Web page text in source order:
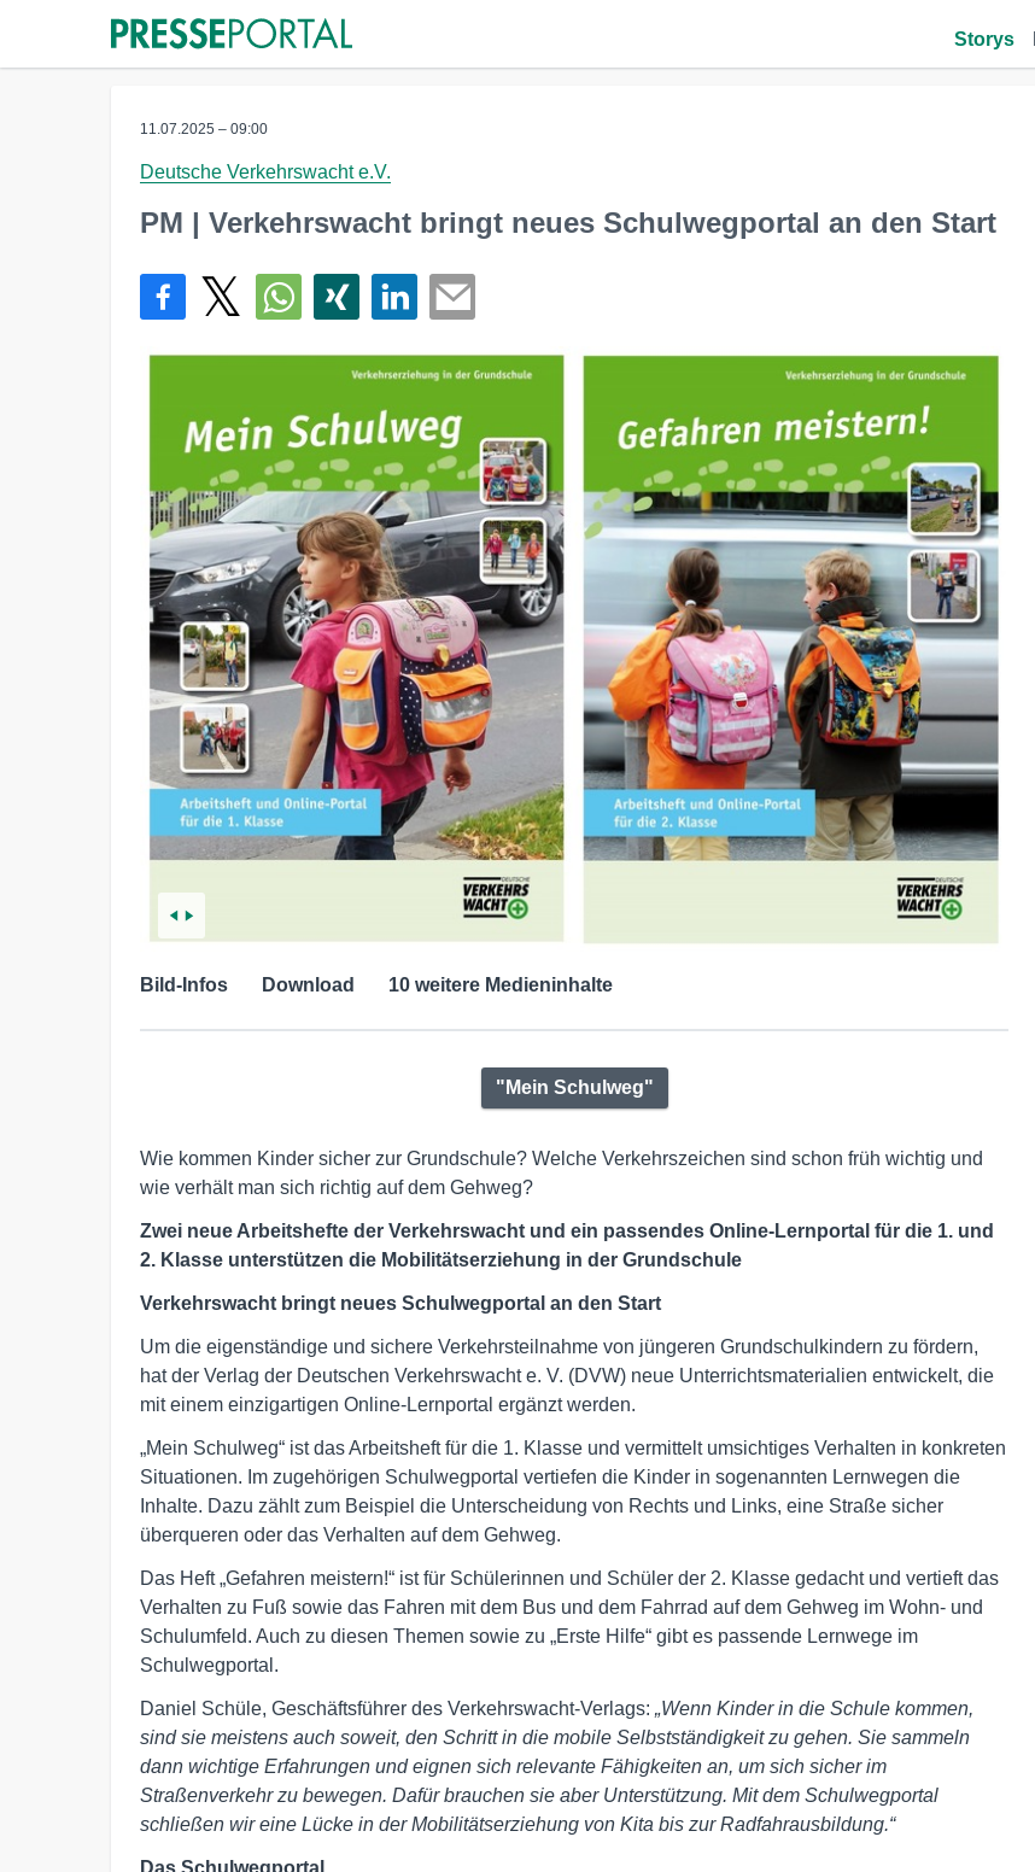
Storys
11.07.2025 – 09:00
Deutsche Verkehrswacht e.V.
PM | Verkehrswacht bringt neues Schulwegportal an den Start
Bild-Infos Download 10 weitere Medieninhalte
"Mein Schulweg"
Wie kommen Kinder sicher zur Grundschule? Welche Verkehrszeichen sind schon früh wichtig und
wie verhält man sich richtig auf dem Gehweg?
Zwei neue Arbeitshefte der Verkehrswacht und ein passendes Online-Lernportal für die 1. und
2. Klasse unterstützen die Mobilitätserziehung in der Grundschule
Verkehrswacht bringt neues Schulwegportal an den Start
Um die eigenständige und sichere Verkehrsteilnahme von jüngeren Grundschulkindern zu fördern,
hat der Verlag der Deutschen Verkehrswacht e. V. (DVW) neue Unterrichtsmaterialien entwickelt, die
mit einem einzigartigen Online-Lernportal ergänzt werden.
„Mein Schulweg“ ist das Arbeitsheft für die 1. Klasse und vermittelt umsichtiges Verhalten in konkreten
Situationen. Im zugehörigen Schulwegportal vertiefen die Kinder in sogenannten Lernwegen die
Inhalte. Dazu zählt zum Beispiel die Unterscheidung von Rechts und Links, eine Straße sicher
überqueren oder das Verhalten auf dem Gehweg.
Das Heft „Gefahren meistern!“ ist für Schülerinnen und Schüler der 2. Klasse gedacht und vertieft das
Verhalten zu Fuß sowie das Fahren mit dem Bus und dem Fahrrad auf dem Gehweg im Wohn- und
Schulumfeld. Auch zu diesen Themen sowie zu „Erste Hilfe“ gibt es passende Lernwege im
Schulwegportal.
Daniel Schüle, Geschäftsführer des Verkehrswacht-Verlags: „Wenn Kinder in die Schule kommen,
sind sie meistens auch soweit, den Schritt in die mobile Selbstständigkeit zu gehen. Sie sammeln
dann wichtige Erfahrungen und eignen sich relevante Fähigkeiten an, um sich sicher im
Straßenverkehr zu bewegen. Dafür brauchen sie aber Unterstützung. Mit dem Schulwegportal
schließen wir eine Lücke in der Mobilitätserziehung von Kita bis zur Radfahrausbildung.“